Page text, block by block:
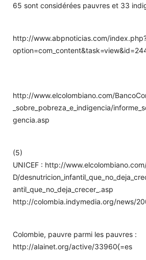
65 sont considérées pauvres et 33
http://www.abpnoticias.com/
http://www.elcolombiano.com/
_sobre_pobreza_e_indigencia/
gencia.asp
(5)
UNICEF : http://
D/
antil_que_no_deja_crecer_.asp
http://colombia.indymedia.org/news/
Colombie, pauvre parmi les pauvres :
http://alainet.org/active/33960⟨=es